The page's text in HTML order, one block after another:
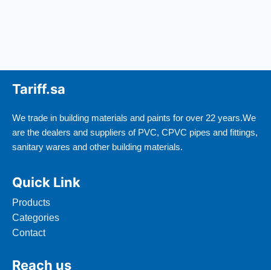
Tariff.sa
We trade in building materials and paints for over 22 years.We
are the dealers and suppliers of PVC, CPVC pipes and fittings,
sanitary wares and other building materials.
Quick Link
Products
Categories
Contact
Reach us